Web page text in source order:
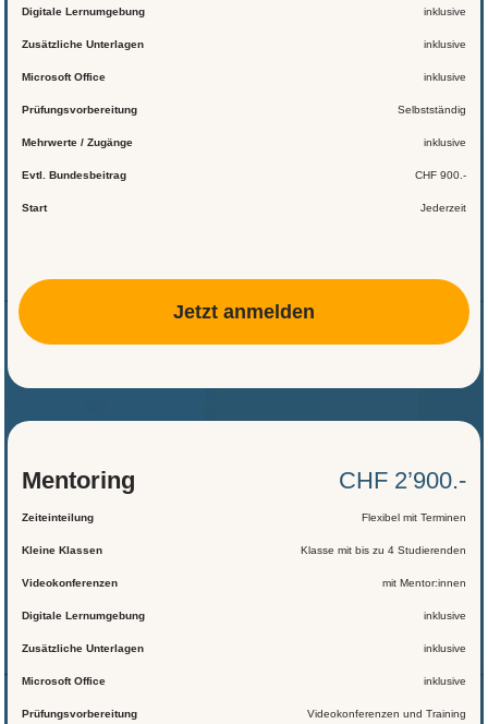
Digitale Lernumgebung inklusive
Zusätzliche Unterlagen inklusive
Microsoft Office inklusive
Prüfungsvorbereitung Selbstständig
Mehrwerte / Zugänge inklusive
Evtl. Bundesbeitrag CHF 900.-
Start Jederzeit
Jetzt anmelden
Mentoring CHF 2’900.-
Zeiteinteilung Flexibel mit Terminen
Kleine Klassen Klasse mit bis zu 4 Studierenden
Videokonferenzen mit Mentor:innen
Digitale Lernumgebung inklusive
Zusätzliche Unterlagen inklusive
Microsoft Office inklusive
Prüfungsvorbereitung Videokonferenzen und Training